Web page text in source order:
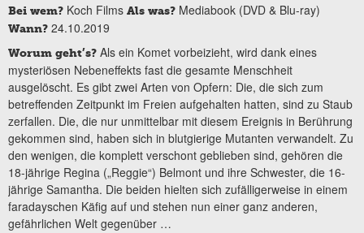
Bei wem? Koch Films Als was? Mediabook (DVD & Blu-ray)
Wann? 24.10.2019
Worum geht’s? Als ein Komet vorbeizieht, wird dank eines
mysteriösen Nebeneffekts fast die gesamte Menschheit
ausgelöscht. Es gibt zwei Arten von Opfern: Die, die sich zum
betreffenden Zeitpunkt im Freien aufgehalten hatten, sind zu Staub
zerfallen. Die, die nur unmittelbar mit diesem Ereignis in Berührung
gekommen sind, haben sich in blutgierige Mutanten verwandelt. Zu
den wenigen, die komplett verschont geblieben sind, gehören die
18-jährige Regina („Reggie“) Belmont und ihre Schwester, die 16-
jährige Samantha. Die beiden hielten sich zufälligerweise in einem
faradayschen Käfig auf und stehen nun einer ganz anderen,
gefährlichen Welt gegenüber …